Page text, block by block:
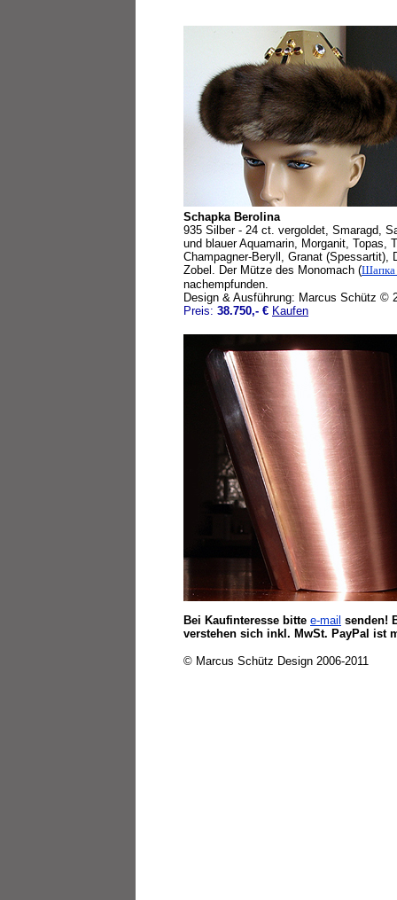
Schapka Berolina
935 Silber - 24 ct. vergoldet, Smaragd,
und blauer Aquamarin, Morganit, Topas,
Champagner-Beryll, Granat (Spessartit),
Zobel. Der Mütze des Monomach (Шапка
nachempfunden.
Design & Ausführung: Marcus Schütz ©
Preis: 38.750,- € Kaufen
Bei Kaufinteresse bitte e-mail senden!
verstehen sich inkl. MwSt. PayPal ist
© Marcus Schütz Design 2006-2011